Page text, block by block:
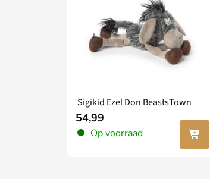
Sigikid Ezel Don BeastsTown
54,99
Op voorraad
In jouw
winkel